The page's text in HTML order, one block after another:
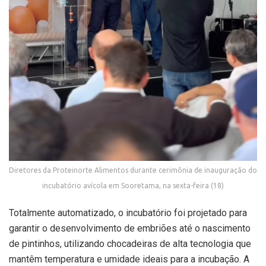
Diretores da Proteinorte Alimentos durante cerimônia de inauguração do
incubatório avícola em Sooretama, na sexta-feira (18)
Totalmente automatizado, o incubatório foi projetado para
garantir o desenvolvimento de embriões até o nascimento
de pintinhos, utilizando chocadeiras de alta tecnologia que
mantêm temperatura e umidade ideais para a incubação. A